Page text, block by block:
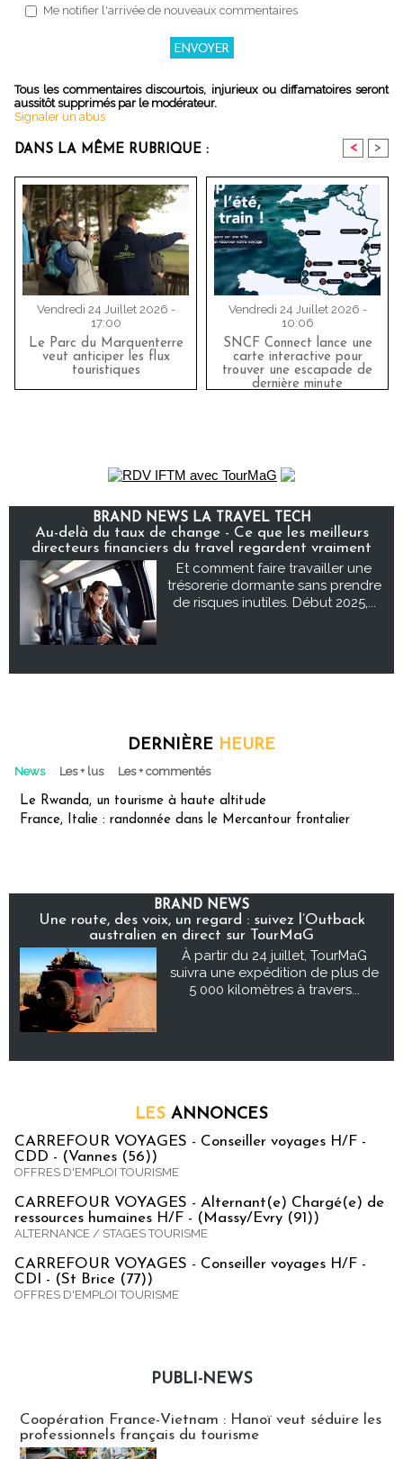
Me notifier l'arrivée de nouveaux commentaires
Tous les commentaires discourtois, injurieux ou diffamatoires seront
aussitôt supprimés par le modérateur.
Signaler un abus
DANS LA MÊME RUBRIQUE : < >
Vendredi 24 Juillet 2026 -
17:00
Le Parc du Marquenterre
veut anticiper les flux
touristiques
Vendredi 24 Juillet 2026 -
10:06
SNCF Connect lance une
carte interactive pour
trouver une escapade de
dernière minute
BRAND NEWS LA TRAVEL TECH
Au-delà du taux de change - Ce que les meilleurs
directeurs financiers du travel regardent vraiment
Et comment faire travailler une
trésorerie dormante sans prendre
de risques inutiles. Début 2025,...
DERNIÈRE HEURE
News Les + lus Les + commentés
Le Rwanda, un tourisme à haute altitude
France, Italie : randonnée dans le Mercantour frontalier
BRAND NEWS
Une route, des voix, un regard : suivez l’Outback
australien en direct sur TourMaG
À partir du 24 juillet, TourMaG
suivra une expédition de plus de
5 000 kilomètres à travers...
LES ANNONCES
CARREFOUR VOYAGES - Conseiller voyages H/F -
CDD - (Vannes (56))
OFFRES D'EMPLOI TOURISME
CARREFOUR VOYAGES - Alternant(e) Chargé(e) de
ressources humaines H/F - (Massy/Evry (91))
ALTERNANCE / STAGES TOURISME
CARREFOUR VOYAGES - Conseiller voyages H/F -
CDI - (St Brice (77))
OFFRES D'EMPLOI TOURISME
PUBLI-NEWS
Coopération France-Vietnam : Hanoï veut séduire les
professionnels français du tourisme